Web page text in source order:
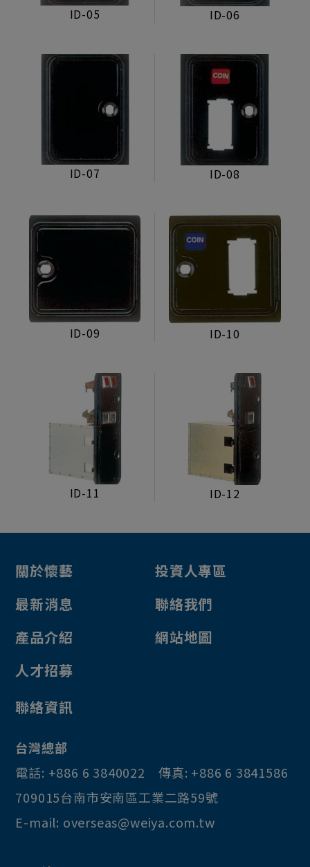
遊戲機按鍵
車輪
ID-05 ID-06
ID-07 ID-08
ID-09 ID-10
ID-11 ID-12
關於懷藝
最新消息
產品介紹
人才招募
投資人專區
聯絡我們
網站地圖
聯絡資訊
台灣總部
電話: +886 6 3840022 傳真: +886 6 3841586
709015台南市安南區工業二路59號
E-mail: overseas@weiya.com.tw